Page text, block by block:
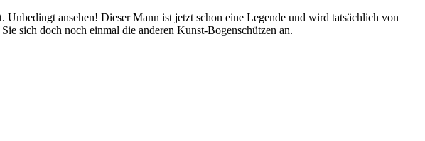
ansehen! Dieser Mann ist jetzt schon eine Legende und wird tatsächlich von
sich doch noch einmal die anderen Kunst-Bogenschützen an.